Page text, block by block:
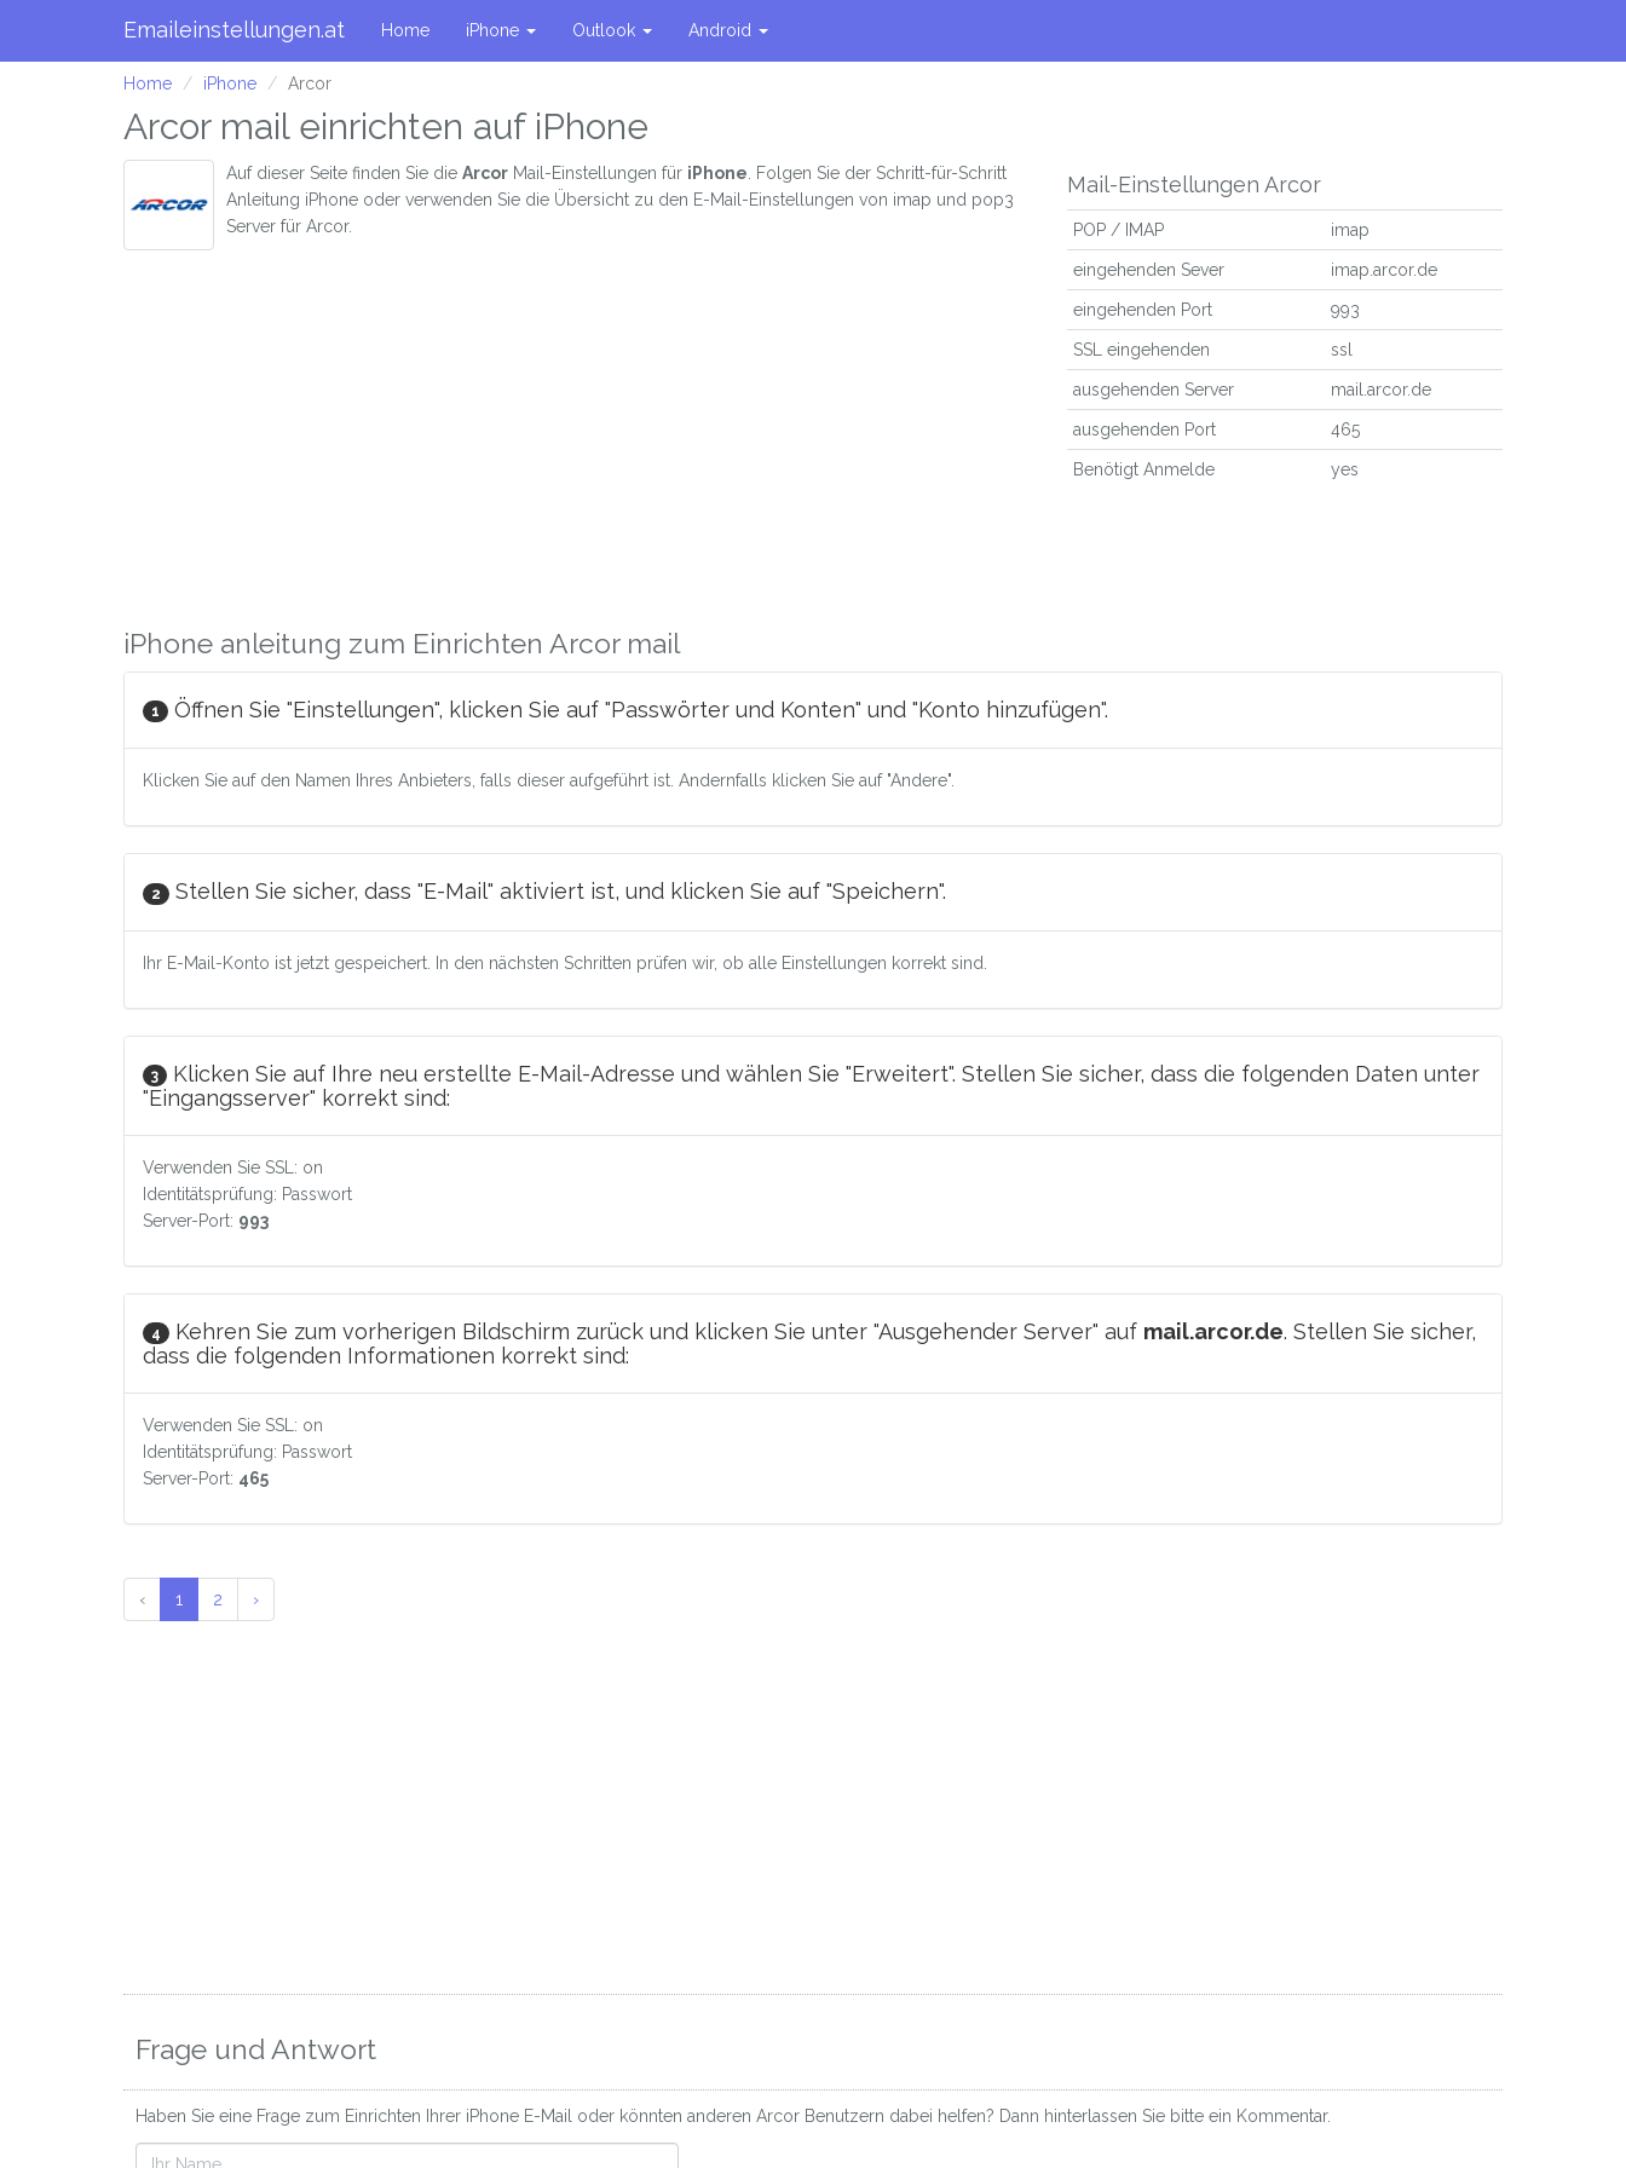
Emaileinstellungen.at Home iPhone Outlook Android
Home iPhone Arcor
Arcor mail einrichten auf iPhone
Auf dieser Seite finden Sie die Arcor Mail-Einstellungen für iPhone . Folgen Sie der Schritt-für-Schritt
Anleitung iPhone oder verwenden Sie die Übersicht zu den E-Mail-Einstellungen von imap und pop3
Server für Arcor.
Mail-Einstellungen Arcor
POP / IMAP imap
eingehenden Sever imap.arcor.de
eingehenden Port 993
SSL eingehenden ssl
ausgehenden Server mail.arcor.de
ausgehenden Port 465
Benötigt Anmelde yes
iPhone anleitung zum Einrichten Arcor mail
1 Öffnen Sie "Einstellungen", klicken Sie auf "Passwörter und Konten" und "Konto hinzufügen".
Klicken Sie auf den Namen Ihres Anbieters, falls dieser aufgeführt ist. Andernfalls klicken Sie auf "Andere".
2 Stellen Sie sicher, dass "E-Mail" aktiviert ist, und klicken Sie auf "Speichern".
Ihr E-Mail-Konto ist jetzt gespeichert. In den nächsten Schritten prüfen wir, ob alle Einstellungen korrekt sind.
3
Klicken Sie auf Ihre neu erstellte E-Mail-Adresse und wählen Sie "Erweitert". Stellen Sie sicher, dass die folgenden Daten unter
"Eingangsserver" korrekt sind:
Verwenden Sie SSL: on
Identitätsprüfung: Passwort
Server-Port: 993
4 Kehren Sie zum vorherigen Bildschirm zurück und klicken Sie unter "Ausgehender Server" auf mail.arcor.de. Stellen Sie sicher,
dass die folgenden Informationen korrekt sind:
Verwenden Sie SSL: on
Identitätsprüfung: Passwort
Server-Port: 465
‹ 1 2 ›
Frage und Antwort
Haben Sie eine Frage zum Einrichten Ihrer iPhone E-Mail oder könnten anderen Arcor Benutzern dabei helfen? Dann hinterlassen Sie bitte ein Kommentar.